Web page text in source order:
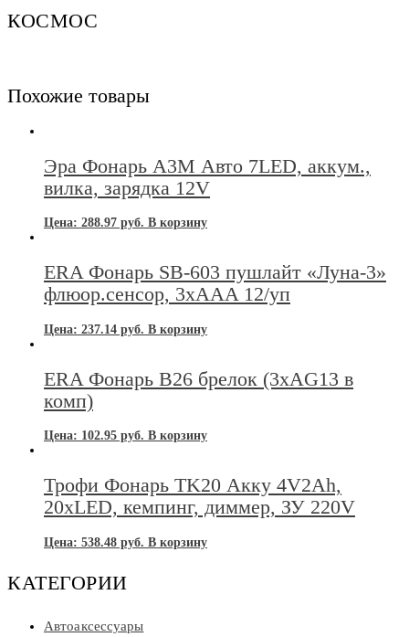
КОСМОС
Похожие товары
Эра Фонарь А3М Авто 7LED, аккум.,
вилка, зарядка 12V
Цена: 288.97 руб. В корзину
ERA Фонарь SB-603 пушлайт «Луна-3»
флюор.сенсор, 3xAAA 12/уп
Цена: 237.14 руб. В корзину
ERA Фонарь В26 брелок (3хAG13 в
комп)
Цена: 102.95 руб. В корзину
Трофи Фонарь TK20 Акку 4V2Ah,
20xLED, кемпинг, диммер, ЗУ 220V
Цена: 538.48 руб. В корзину
КАТЕГОРИИ
Автоаксессуары